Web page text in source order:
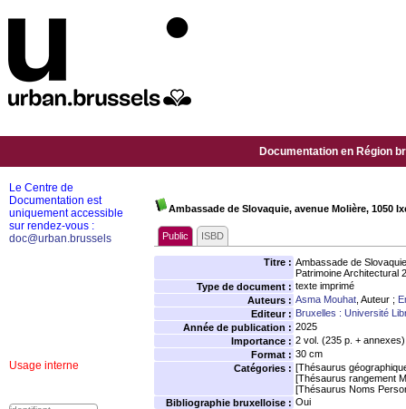
Documentation en Région
Ambassade de Slovaquie, avenue Molière, 1050
Public ISBD
Titre : Ambassade de
Patrimoine Architectural
Type de document : texte imprimé
Auteurs : Asma Mouhat , Auteur ;
Editeur : Bruxelles : Université
Année de publication : 2025
Importance : 2 vol. (235 p. + annexes)
Format : 30 cm
Catégories : [Thésaurus
[Thésaurus rangement
[Thésaurus Noms
Bibliographie bruxelloise : Oui
Le Centre de
Documentation est
uniquement accessible
sur rendez-vous :
doc@urban.brussels
Usage interne